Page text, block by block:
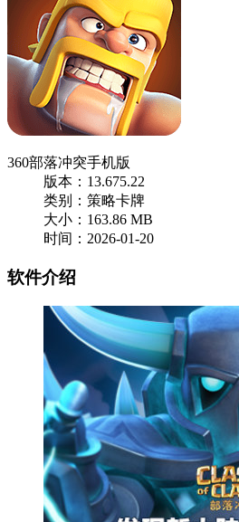
360部落冲突手机版
版本：13.675.22
类别：策略卡牌
大小：163.86 MB
时间：2026-01-20
软件介绍